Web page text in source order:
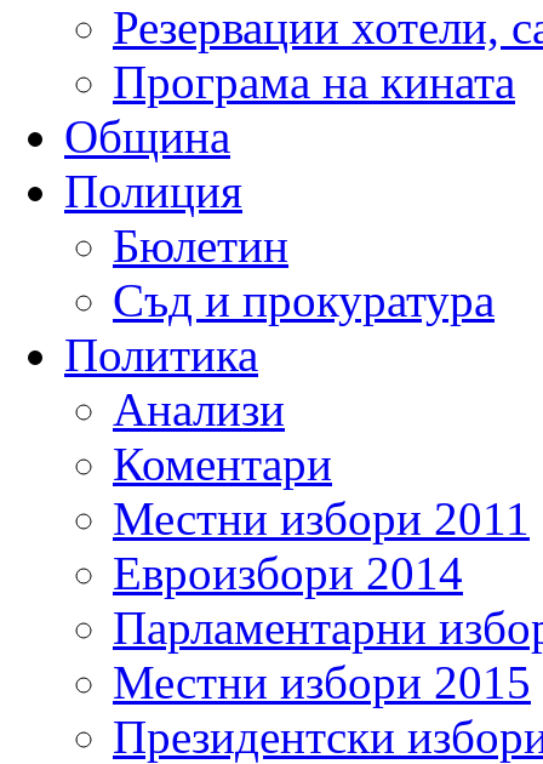
Резервации хотели,
Програма на кината
Община
Полиция
Бюлетин
Съд и прокуратура
Политика
Анализи
Коментари
Местни избори 2011
Евроизбори 2014
Парламентарни
Местни избори 2015
Президентски